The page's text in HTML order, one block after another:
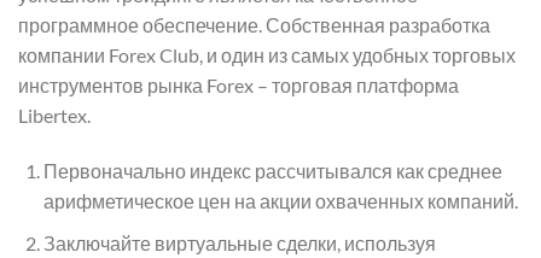
программное обеспечение. Собственная разработка
компании Forex Club, и один из самых удобных торговых
инструментов рынка Forex – торговая платформа
Libertex.
Первоначально индекс рассчитывался как среднее
арифметическое цен на акции охваченных компаний.
Заключайте виртуальные сделки, используя